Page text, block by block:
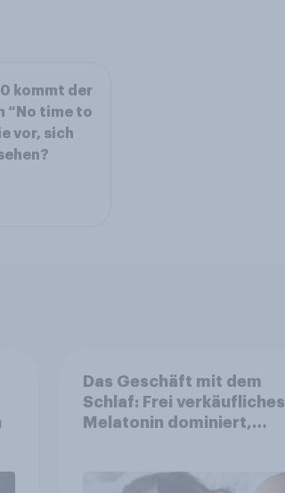
kommt der
“No time to
vor, sich
Das Geschäft mit dem
Schlaf: Frei verkäufliches
Melatonin dominiert,
Wachstumspotenzial